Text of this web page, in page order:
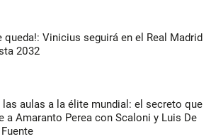
queda!: Vinicius seguirá en el Real Madrid
2032
las aulas a la élite mundial: el secreto que
a Amaranto Perea con Scaloni y Luis De